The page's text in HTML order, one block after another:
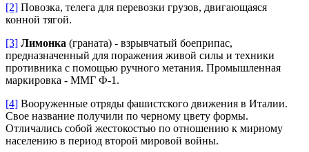
[2] Повозка, телега для перевозки грузов, двигающаяся
конной тягой.
[3] Лимонка (граната) - взрывчатый боеприпас,
предназначенный для поражения живой силы и техники
противника с помощью ручного метания. Промышленная
маркировка - ММГ Ф-1.
[4] Вооруженные отряды фашистского движения в Италии.
Свое название получили по черному цвету формы.
Отличались собой жестокостью по отношению к мирному
населению в период второй мировой войны.